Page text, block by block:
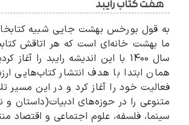
هفت کتاب رایبد
به قول بورخس بهشت جایی شبیه
ما بهشت خانه‌ای است که هر اتاقش
سال 1400 با این اندیشه رایبد را آغاز
همان ابتدا با هدف انتشار کتاب‌هایی
فعالیت خود را آغاز کرد و در این مسیر
متنوعی را در حوزه‌های ادبیات(داستان و
سینما، فلسفه، علوم اجتماعی و اقتصاد